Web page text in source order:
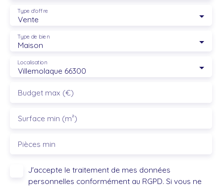
Vente
Type d'offre
Maison
Type de bien
Villemolaque 66300
Localisation
Budget max (€)
Surface min (m²)
Pièces min
J'accepte le traitement de mes données
personnelles conformément au RGPD. Si vous ne